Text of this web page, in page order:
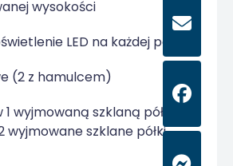
wysokości
LED na każdej półce
(2 z hamulcem)
wyjmowaną szklaną półkę
wyjmowane szklane półki